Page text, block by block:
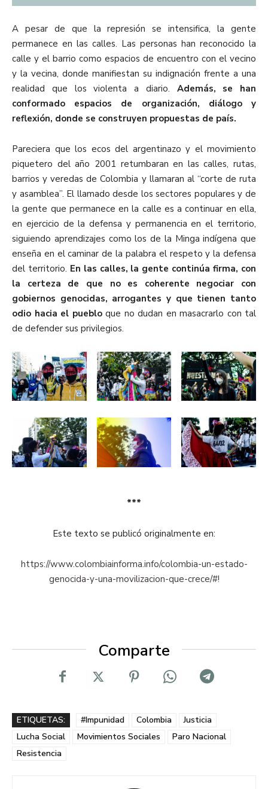
A pesar de que la represión se intensifica, la gente
permanece en las calles. Las personas han reconocido la
calle y el barrio como espacios de encuentro con el vecino
y la vecina, donde manifiestan su indignación frente a una
realidad que los violenta a diario. Además, se han
conformado espacios de organización, diálogo y
reflexión, donde se construyen propuestas de país.
Pareciera que los ecos del argentinazo y el movimiento
piquetero del año 2001 retumbaran en las calles, rutas,
barrios y veredas de Colombia y llamaran al “corte de ruta
y asamblea”. El llamado desde los sectores populares y de
la gente que permanece en la calle es a continuar en ella,
en ejercicio de la defensa y permanencia en el territorio,
siguiendo aprendizajes como los de la Minga indígena que
enseña en el caminar de la palabra el respeto y la defensa
del territorio. En las calles, la gente continúa firma, con
la certeza de que no es coherente negociar con
gobiernos genocidas, arrogantes y que tienen tanto
odio hacia el puebloque no dudan en masacrarlo con tal
de defender sus privilegios.
***
Este texto se publicó originalmente en:
https://www.colombiainforma.info/colombia-un-estado-
genocida-y-una-movilizacion-que-crece/#!
Comparte
ETIQUETAS: #Impunidad Colombia
Justicia
Lucha Social
Movimientos Sociales
Paro Nacional
Resistencia